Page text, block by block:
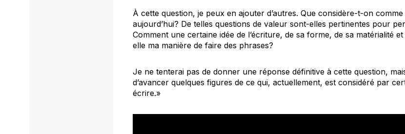
À cette question, je peux en ajouter d’autres. Que considère-t-on
aujourd’hui? De telles questions de valeur sont-elles pertinentes pour
Comment une certaine idée de l’écriture, de sa forme, de sa matérialité
elle ma manière de faire des phrases?
Je ne tenterai pas de donner une réponse définitive à cette question,
d’avancer quelques figures de ce qui, actuellement, est considéré par
écrire.»